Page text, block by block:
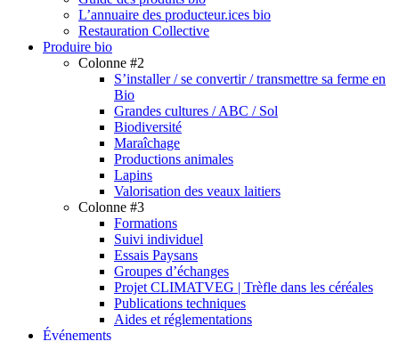
L’annuaire des producteur.ices bio
Restauration Collective
Produire bio
Colonne #2
S’installer / se convertir / transmettre sa ferme en
Bio
Grandes cultures / ABC / Sol
Biodiversité
Maraîchage
Productions animales
Lapins
Valorisation des veaux laitiers
Colonne #3
Formations
Suivi individuel
Essais Paysans
Groupes d’échanges
Projet CLIMATVEG | Trèfle dans les céréales
Publications techniques
Aides et réglementations
Événements